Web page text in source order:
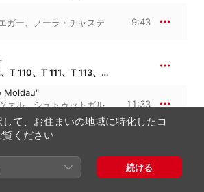
ガー、
ノーラ・チャステ
9:43
わが祖国, JB 1:112、T 110、T 111、T 113、T 114、T 120、T 121
Moldau"
ァル、シュトゥットガル
11:33
7
Orchestra)
て、お住まいの地域に特化したコ
ください
続ける